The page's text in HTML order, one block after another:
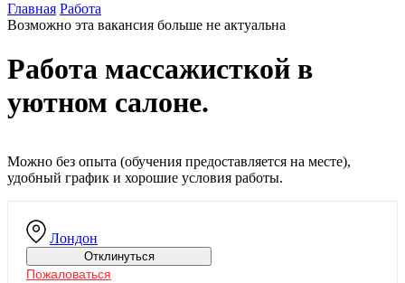
Главная Работа
Возможно эта вакансия больше не актуальна
Работа массажисткой в
уютном салоне.
Лондон
Отклинуться
Пожаловаться
Можно без опыта (обучения предоставляется на месте),
удобный график и хорошие условия работы.